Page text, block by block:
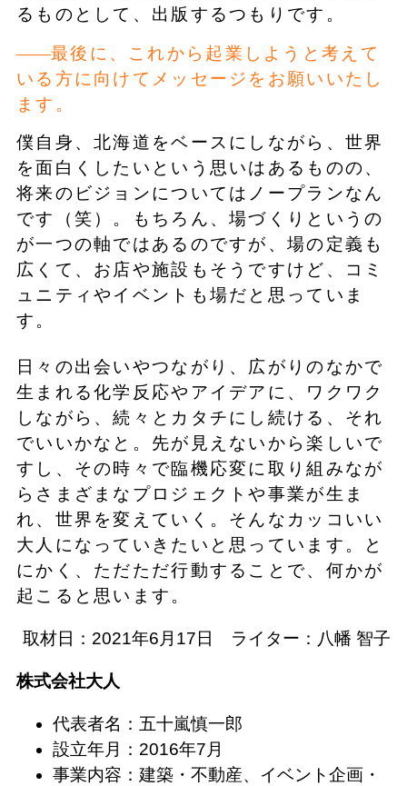
るものとして、出版するつもりです。
最後に、これから起業しようと考えて
いる方に向けてメッセージをお願いいたし
ます。
僕自身、北海道をベースにしながら、世界
を面白くしたいという思いはあるものの、
将来のビジョンについてはノープランなん
です（笑）。もちろん、場づくりというの
が一つの軸ではあるのですが、場の定義も
広くて、お店や施設もそうですけど、コミ
ュニティやイベントも場だと思っていま
す。
日々の出会いやつながり、広がりのなかで
生まれる化学反応やアイデアに、ワクワク
しながら、続々とカタチにし続ける、それ
でいいかなと。先が見えないから楽しいで
すし、その時々で臨機応変に取り組みなが
らさまざまなプロジェクトや事業が生ま
れ、世界を変えていく。そんなカッコいい
大人になっていきたいと思っています。と
にかく、ただただ行動することで、何かが
起こると思います。
取材日：2021年6月17日 ライター：八幡 智子
株式会社大人
代表者名：五十嵐慎一郎
設立年月：2016年7月
事業内容：建築・不動産、イベント企画・